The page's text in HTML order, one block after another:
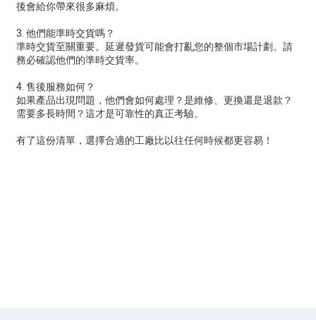
後會給你帶來很多麻煩。
3. 他們能準時交貨嗎？
準時交貨至關重要。延遲發貨可能會打亂您的整個市場計劃。請
務必確認他們的準時交貨率。
4. 售後服務如何？
如果產品出現問題，他們會如何處理？是維修、更換還是退款？
需要多長時間？這才是可靠性的真正考驗。
有了這份清單，選擇合適的工廠比以往任何時候都更容易！